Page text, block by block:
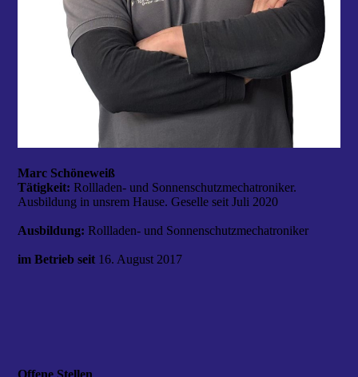
Marc Schöneweiß
Tätigkeit:Rollladen- und Sonnenschutzmechatroniker.
Ausbildung in unsrem Hause. Geselle seit Juli 2020
Ausbildung:Rollladen- und Sonnenschutzmechatroniker
im Betrieb seit 16. August 2017
Offene Stellen